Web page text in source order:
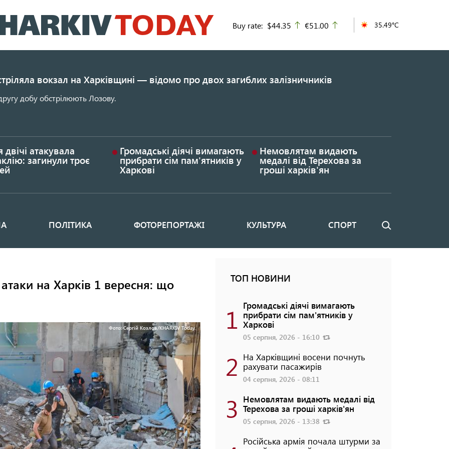
до
основного
Buy rate: $44.35 up
€51.00 35.49°C
вокзал на Харківщині — відомо про двох загиблих залізничників
добу обстрілюють Лозову.
двічі атакувала
загинули троє
Громадські діячі вимагають
прибрати сім пам'ятників у
Харкові
Немовлятам видають
медалі від Терехова за
гроші харків'ян
ПОЛІТИКА ФОТОРЕПОРТАЖІ КУЛЬТУРА СПОРТ Пошук
на Харків 1 вересня: що
Фото: Сергій Козлов/KHARKIV Today.
ТОП НОВИНИ
1 Громадські діячі вимагають
прибрати сім пам'ятників у
Харкові
05 серпня, 2026 - 16:10
2 На Харківщині восени почнуть
рахувати пасажирів
04 серпня, 2026 - 08:11
3 Немовлятам видають медалі від
Терехова за гроші харків'ян
05 серпня, 2026 - 13:38
Російська армія почала штурми за